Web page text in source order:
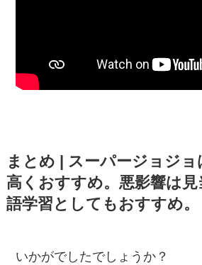
まとめ | スーパージョジ
高くおすすめ。悪影響は
語学習としてもおすすめ。
いかがでしたでしょうか？